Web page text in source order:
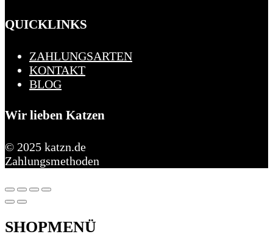
QUICKLINKS
ZAHLUNGSARTEN
KONTAKT
BLOG
Wir lieben Katzen
© 2025 katzn.de
Zahlungsmethoden
SHOPMENÜ